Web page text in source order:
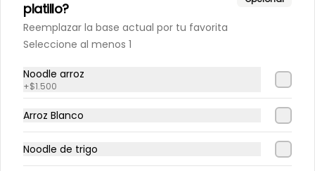
500 cc
$4.300
Limonada Tradicional
500 cc
platillo?
Reemplazar la base actual por tu favorita
Seleccione al menos 1
Noodle arroz
+$1.500
Arroz Blanco
Noodle de trigo